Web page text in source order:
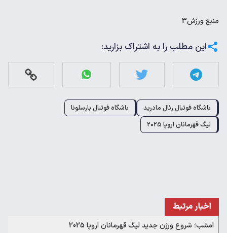
منبعورزش3
این مطلب را به اشتراک بزارید:
باشگاه فوتبال رئال مادرید
باشگاه فوتبال بارسلونا
لیگ قهرمانان اروپا 2025
اخبار مرتبط
امشب؛ شروع ورژن جدید لیگ قهرمانان اروپا 2025